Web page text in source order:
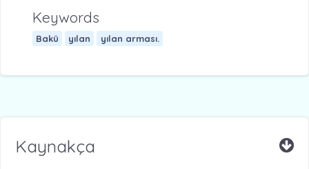
Keywords
Bakü yılan yılan arması.
Kaynakça